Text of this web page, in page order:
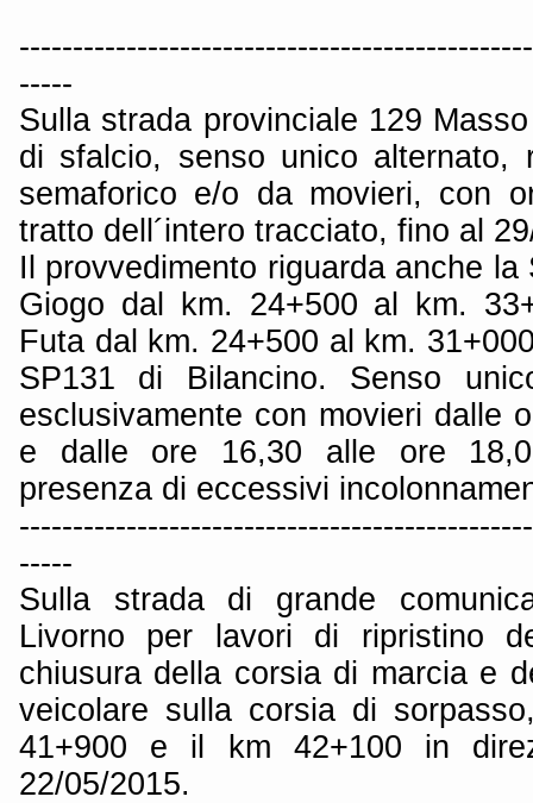
-----
Sulla strada provinciale 129
di sfalcio, senso unico alternato,
semaforico e/o da movieri, con
tratto dell´intero tracciato, fino al
Il provvedimento riguarda anche
Giogo dal km. 24+500 al km.
Futa dal km. 24+500 al km.
SP131 di Bilancino. Senso
esclusivamente con movieri dalle
e dalle ore 16,30 alle ore
presenza di eccessivi
-----
Sulla strada di grande
Livorno per lavori di ripristino
chiusura della corsia di marcia e
veicolare sulla corsia di
41+900 e il km 42+100 in
22/05/2015.